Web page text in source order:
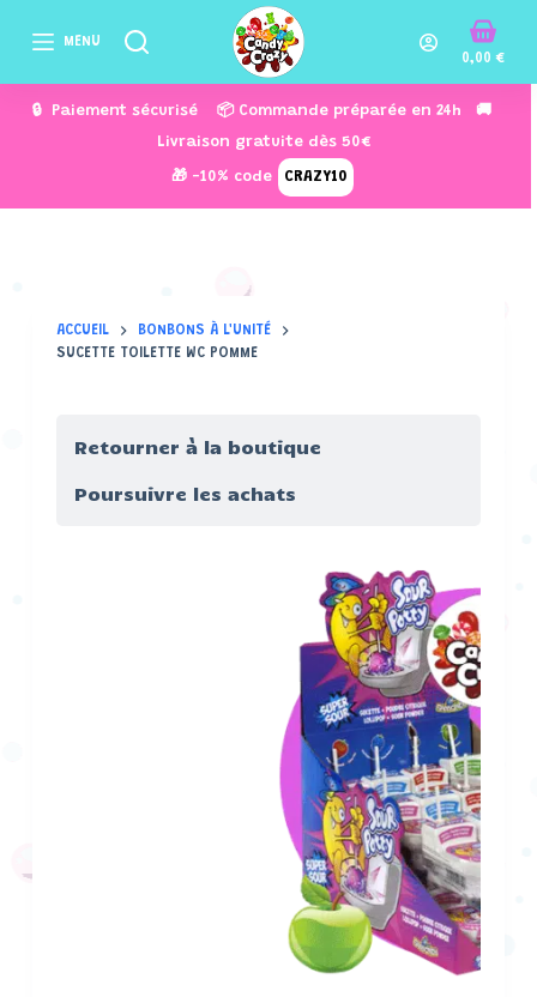
P
s
s
a
MENU
0,00€
🔒 Paiement sécurisé 📦 Commande préparée en 24h 🚚
Livraison gratuite dès 50€
🎁 -10% code CRAZY10
ACCUEIL
BONBONS À L'UNITÉ
SUCETTE TOILETTE WC POMME
Poursuivre les achats
Retourner à la boutique